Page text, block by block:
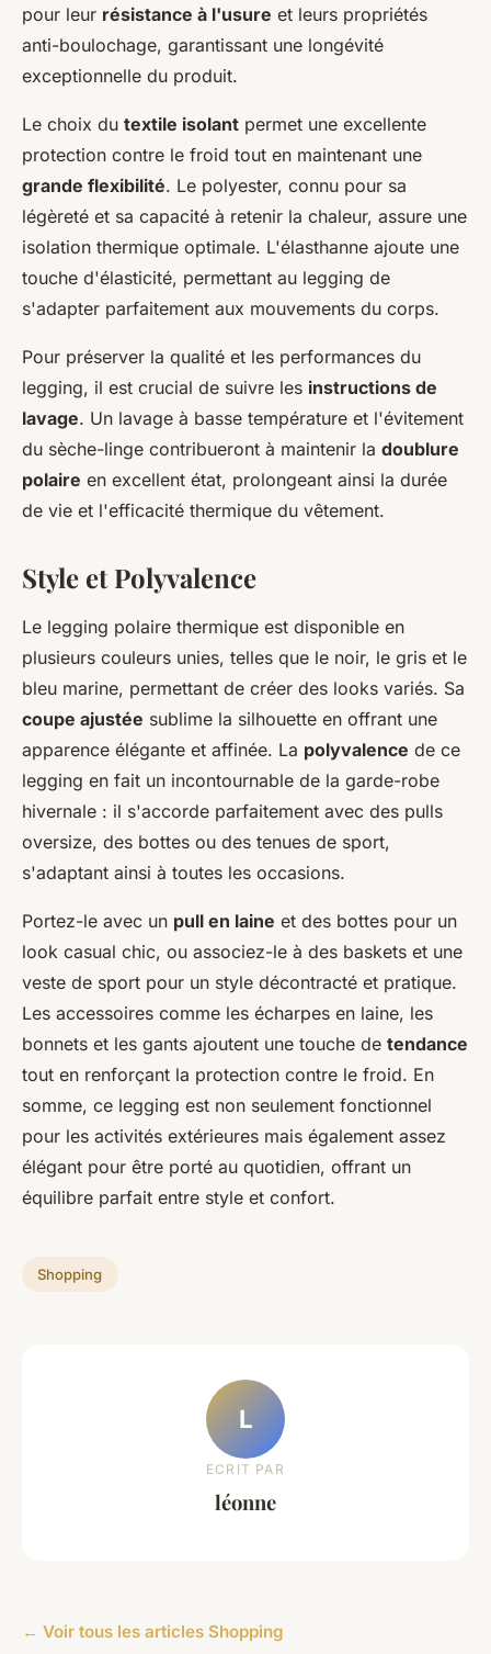
pour leur résistance à l'usure et leurs propriétés
anti-boulochage, garantissant une longévité
exceptionnelle du produit.
Le choix du textile isolant permet une excellente
protection contre le froid tout en maintenant une
grande flexibilité. Le polyester, connu pour sa
légèreté et sa capacité à retenir la chaleur, assure une
isolation thermique optimale. L'élasthanne ajoute une
touche d'élasticité, permettant au legging de
s'adapter parfaitement aux mouvements du corps.
Pour préserver la qualité et les performances du
legging, il est crucial de suivre les instructions de
lavage. Un lavage à basse température et l'évitement
du sèche-linge contribueront à maintenir la doublure
polaire en excellent état, prolongeant ainsi la durée
de vie et l'efficacité thermique du vêtement.
Style et Polyvalence
Le legging polaire thermique est disponible en
plusieurs couleurs unies, telles que le noir, le gris et le
bleu marine, permettant de créer des looks variés. Sa
coupe ajustée sublime la silhouette en offrant une
apparence élégante et affinée. La polyvalence de ce
legging en fait un incontournable de la garde-robe
hivernale : il s'accorde parfaitement avec des pulls
oversize, des bottes ou des tenues de sport,
s'adaptant ainsi à toutes les occasions.
Portez-le avec un pull en laine et des bottes pour un
look casual chic, ou associez-le à des baskets et une
veste de sport pour un style décontracté et pratique.
Les accessoires comme les écharpes en laine, les
bonnets et les gants ajoutent une touche de tendance
tout en renforçant la protection contre le froid. En
somme, ce legging est non seulement fonctionnel
pour les activités extérieures mais également assez
élégant pour être porté au quotidien, offrant un
équilibre parfait entre style et confort.
Shopping
L
ECRIT PAR
léonne
← Voir tous les articles Shopping